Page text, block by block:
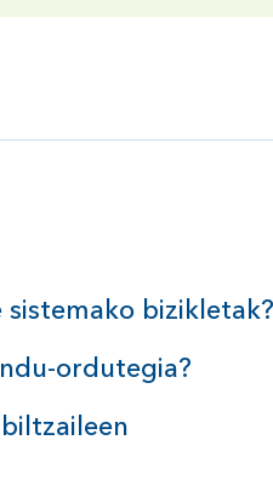
bizikletak?
ordutegia?